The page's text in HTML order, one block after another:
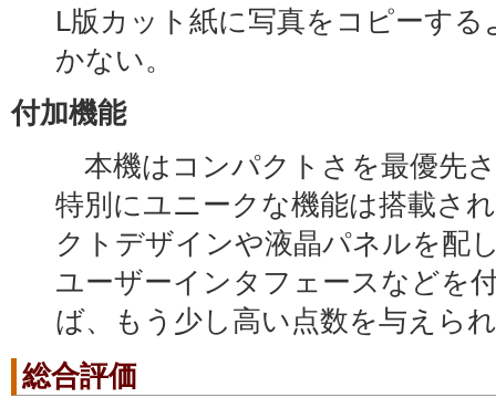
L版カット紙に写真をコピーす
かない。
付加機能
本機はコンパクトさを最優先
特別にユニークな機能は搭載さ
クトデザインや液晶パネルを配
ユーザーインタフェースなどを
ば、もう少し高い点数を与えら
総合評価